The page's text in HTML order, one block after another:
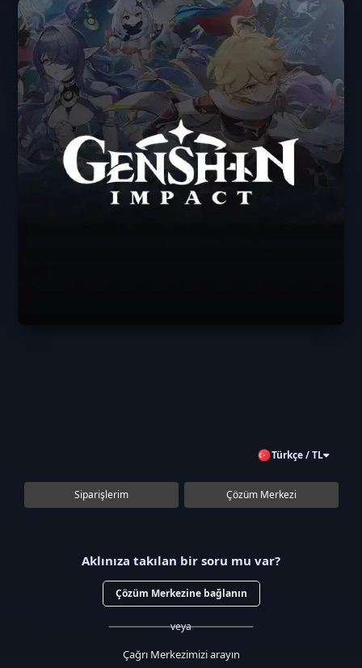
Türkçe / TL
Siparişlerim Çözüm Merkezi
Aklınıza takılan bir soru mu var?
Çözüm Merkezine bağlanın
veya
Çağrı Merkezimizi arayın